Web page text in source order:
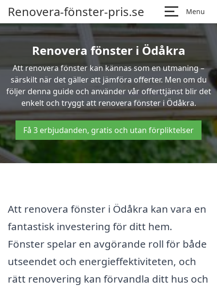
Renovera-fönster-pris.se Menu
Renovera fönster i Ödåkra
Att renovera fönster kan kännas som en utmaning –
särskilt när det gäller att jämföra offerter. Men om du
följer denna guide och använder vår offerttjänst blir det
enkelt och tryggt att renovera fönster i Ödåkra.
Få 3 erbjudanden, gratis och utan förpliktelser
Att renovera fönster i Ödåkra kan vara en
fantastisk investering för ditt hem.
Fönster spelar en avgörande roll för både
utseendet och energieffektiviteten, och
rätt renovering kan förvandla ditt hus och